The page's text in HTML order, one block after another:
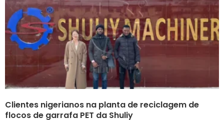
Clientes nigerianos na planta de reciclagem de
flocos de garrafa PET da Shuliy